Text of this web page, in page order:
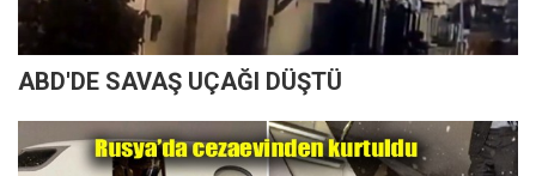
ABD'DE SAVAŞ UÇAĞI DÜŞTÜ